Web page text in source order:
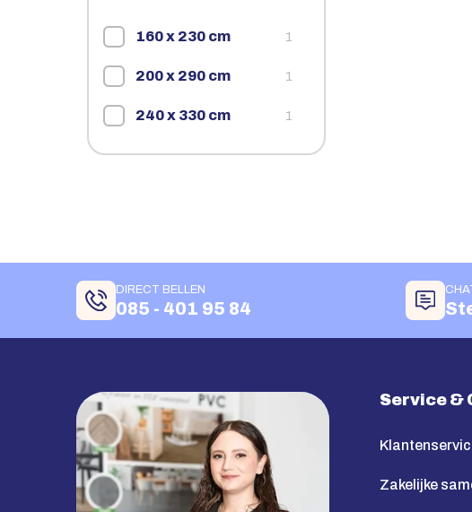
160 x 230 cm 1
200 x 290 cm 1
240 x 330 cm 1
DIRECT BELLEN
085 - 401 95 84
Service &
Zakelijke